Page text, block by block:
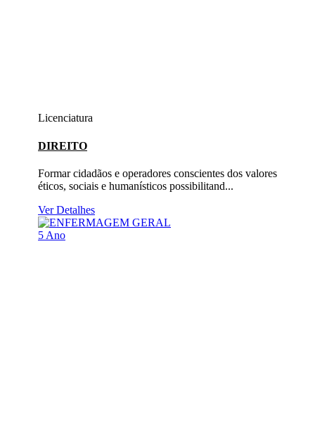
Licenciatura
DIREITO
Formar cidadãos e operadores conscientes dos valores
éticos, sociais e humanísticos possibilitand...
Ver Detalhes
5 Ano